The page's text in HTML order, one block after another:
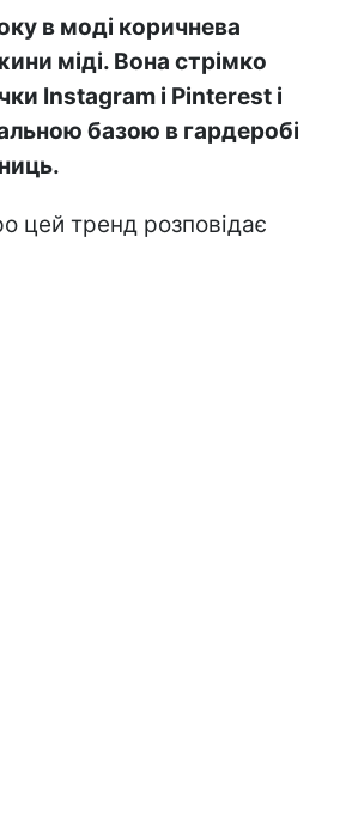
в моді коричнева
міді. Вона стрімко
Instagram і Pinterest і
базою в гардеробі
цей тренд розповідає